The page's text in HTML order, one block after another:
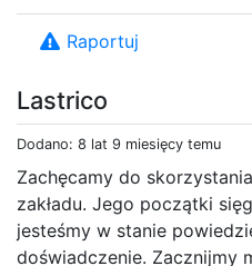
Lastrico
Dodano: 8 lat 9 miesięcy temu
Zachęcamy do
zakładu. Jego początki
jesteśmy w stanie
doświadczenie. Zacznijmy
Raportuj